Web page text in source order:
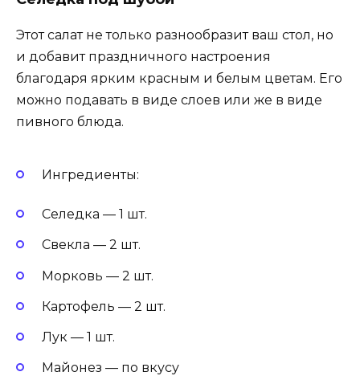
Этот салат не только разнообразит ваш стол, но
и добавит праздничного настроения
благодаря ярким красным и белым цветам. Его
можно подавать в виде слоев или же в виде
пивного блюда.
Ингредиенты:
Селедка — 1 шт.
Свекла — 2 шт.
Морковь — 2 шт.
Картофель — 2 шт.
Лук — 1 шт.
Майонез — по вкусу